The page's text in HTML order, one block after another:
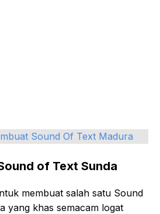
Sound Of Text Madura
of Text Sunda
membuat salah satu Sound
yang khas semacam logat